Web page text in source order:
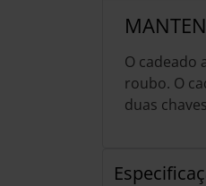
O cadeado
roubo. O
duas